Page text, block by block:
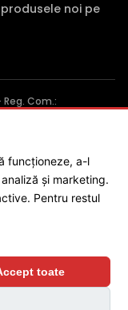
noi pe
· Reg. Com.:
funcționeze, a-l
și marketing.
Pentru restul
toate